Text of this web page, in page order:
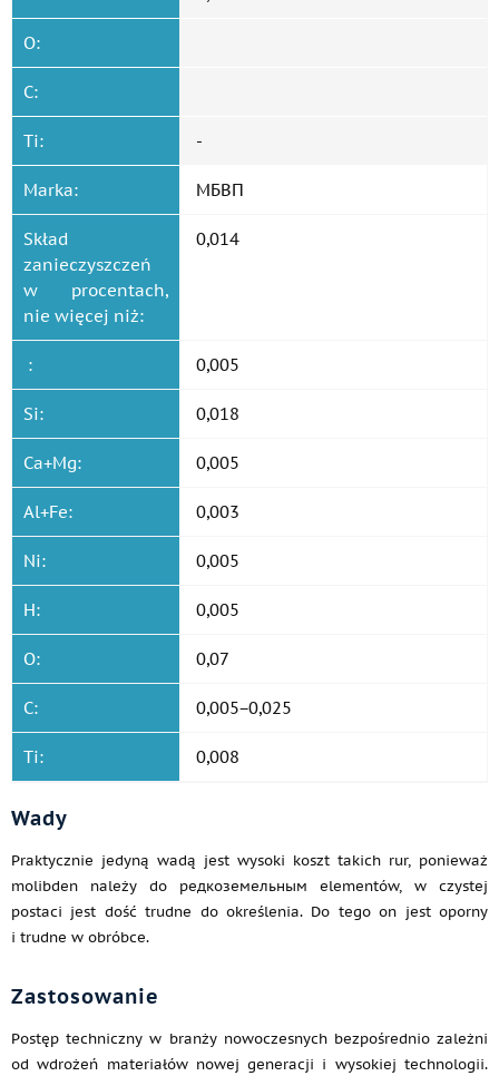
O:
C:
Ti: -
Marka: МБВП
Skład
zanieczyszczeń
w procentach,
nie więcej niż:
0,014
: 0,005
Si: 0,018
Ca+Mg: 0,005
Al+Fe: 0,003
Ni: 0,005
H: 0,005
O: 0,07
C: 0,005−0,025
Ti: 0,008
Wady
Praktycznie jedyną wadą jest wysoki koszt takich rur, ponieważ
molibden należy do редкоземельным elementów, w czystej
postaci jest dość trudne do określenia. Do tego on jest oporny
i trudne w obróbce.
Zastosowanie
Postęp techniczny w branży nowoczesnych bezpośrednio zależni
od wdrożeń materiałów nowej generacji i wysokiej technologii.